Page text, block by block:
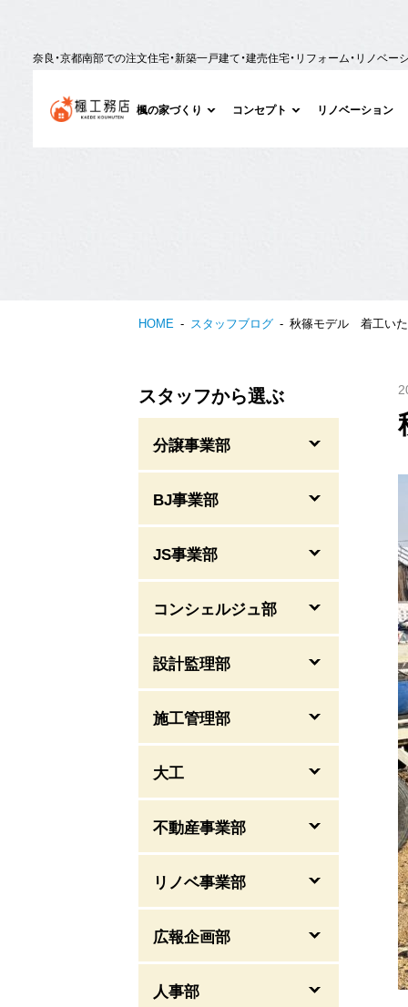
奈良・京都南部での注文住宅・新築一戸建て・建売住宅・リフォーム・リノベ
楓の家づくり コンセプト リノベーション
HOME スタッフブログ 秋篠モデル 着工い
スタッフから選ぶ
分譲事業部
BJ事業部
JS事業部
コンシェルジュ部
設計監理部
施工管理部
大工
不動産事業部
リノベ事業部
広報企画部
人事部